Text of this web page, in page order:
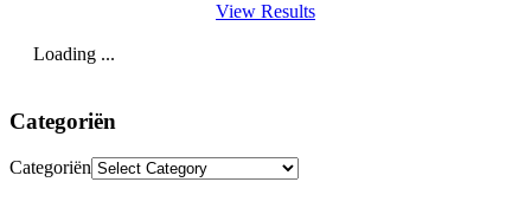
View Results
Loading ...
Categoriën
Categoriën